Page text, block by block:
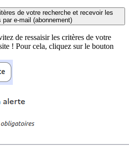
de votre recherche et recevoir les
par e-mail (abonnement)
de ressaisir les critères de votre
! Pour cela, cliquez sur le bouton